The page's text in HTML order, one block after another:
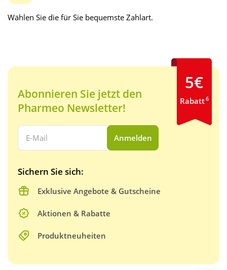
Wählen Sie die für Sie bequemste Zahlart.
Abonnieren Sie jetzt den
Pharmeo Newsletter!
Ihre E-Mail Adresse:
Anmelden
Sichern Sie sich:
Exklusive Angebote & Gutscheine
Aktionen & Rabatte
Produktneuheiten
5€
Rabatt6